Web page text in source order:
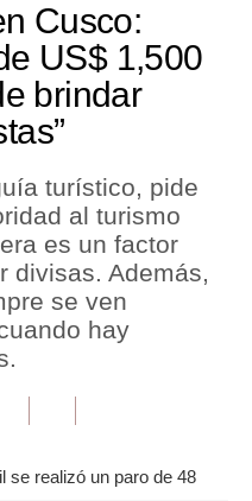
Cusco:
US$ 1,500
brindar
turístico, pide
al turismo
es un factor
divisas. Además,
se ven
hay